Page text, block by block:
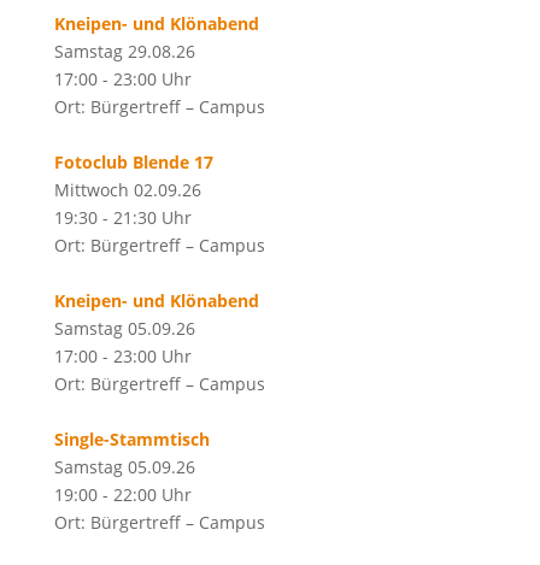
Kneipen- und Klönabend
Samstag 29.08.26
17:00 - 23:00 Uhr
Ort: Bürgertreff – Campus
Fotoclub Blende 17
Mittwoch 02.09.26
19:30 - 21:30 Uhr
Ort: Bürgertreff – Campus
Kneipen- und Klönabend
Samstag 05.09.26
17:00 - 23:00 Uhr
Ort: Bürgertreff – Campus
Single-Stammtisch
Samstag 05.09.26
19:00 - 22:00 Uhr
Ort: Bürgertreff – Campus